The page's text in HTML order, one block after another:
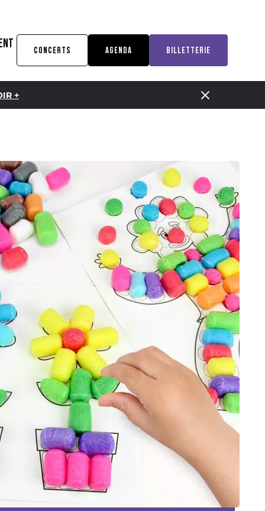
CONCERTS AGENDA BILLETTERIE
+